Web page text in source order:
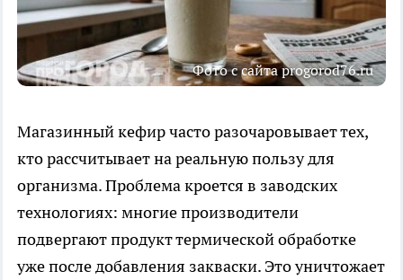
Фото с сайта progorod76.ru
Магазинный кефир часто разочаровывает тех,
кто рассчитывает на реальную пользу для
организма. Проблема кроется в заводских
технологиях: многие производители
подвергают продукт термической обработке
уже после добавления закваски. Это уничтожает